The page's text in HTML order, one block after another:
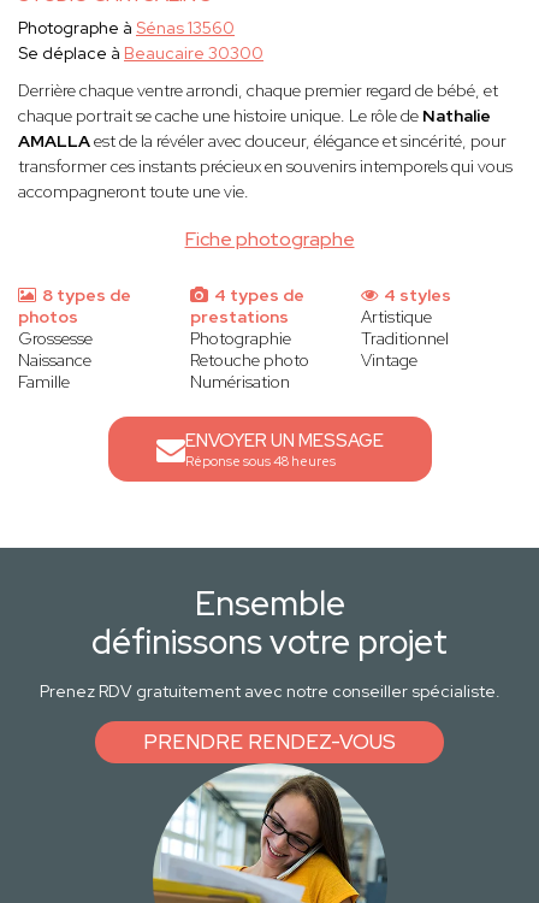
Fiche photographe
Photographe à Sénas 13560
Se déplace à Beaucaire 30300
Derrière chaque ventre arrondi, chaque premier regard de bébé, et
chaque portrait se cache une histoire unique. Le rôle de Nathalie
AMALLAest de la révéler avec douceur, élégance et sincérité, pour
transformer ces instants précieux en souvenirs intemporels qui vous
accompagneront toute une vie.
8 types de
photos
Grossesse
Naissance
Famille
4 types de
prestations
Photographie
Retouche photo
Numérisation
4 styles
Artistique
Traditionnel
Vintage
ENVOYER UN MESSAGE
Réponse sous 48 heures
Ensemble
définissons votre projet
Prenez RDV gratuitement avec notre conseiller spécialiste.
PRENDRE RENDEZ-VOUS